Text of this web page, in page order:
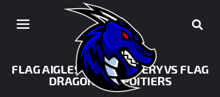
FLAG AIGLES DE CHAMBÉRY VS FLAG
DRAGONS DE POITIERS